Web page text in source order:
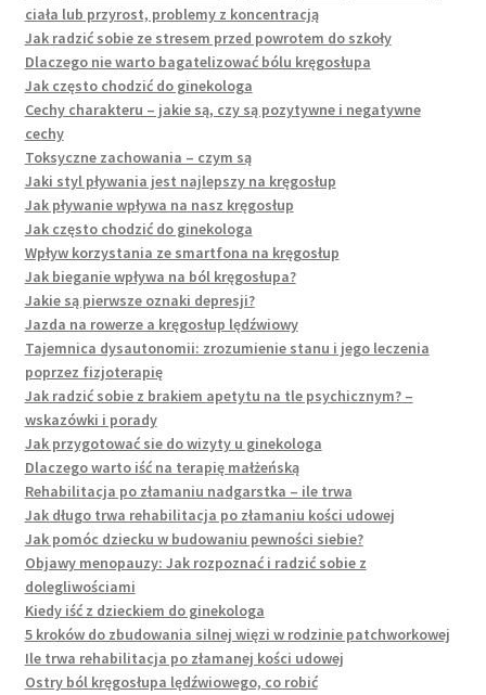
ciała lub przyrost, problemy z koncentracją
Jak radzić sobie ze stresem przed powrotem do szkoły
Dlaczego nie warto bagatelizować bólu kręgosłupa
Jak często chodzić do ginekologa
Cechy charakteru – jakie są, czy są pozytywne i negatywne
cechy
Toksyczne zachowania – czym są
Jaki styl pływania jest najlepszy na kręgosłup
Jak pływanie wpływa na nasz kręgosłup
Jak często chodzić do ginekologa
Wpływ korzystania ze smartfona na kręgosłup
Jak bieganie wpływa na ból kręgosłupa?
Jakie są pierwsze oznaki depresji?
Jazda na rowerze a kręgosłup lędźwiowy
Tajemnica dysautonomii: zrozumienie stanu i jego leczenia
poprzez fizjoterapię
Jak radzić sobie z brakiem apetytu na tle psychicznym? –
wskazówki i porady
Jak przygotować sie do wizyty u ginekologa
Dlaczego warto iść na terapię małżeńską
Rehabilitacja po złamaniu nadgarstka – ile trwa
Jak długo trwa rehabilitacja po złamaniu kości udowej
Jak pomóc dziecku w budowaniu pewności siebie?
Objawy menopauzy: Jak rozpoznać i radzić sobie z
dolegliwościami
Kiedy iść z dzieckiem do ginekologa
5 kroków do zbudowania silnej więzi w rodzinie patchworkowej
Ile trwa rehabilitacja po złamanej kości udowej
Ostry ból kręgosłupa lędźwiowego, co robić